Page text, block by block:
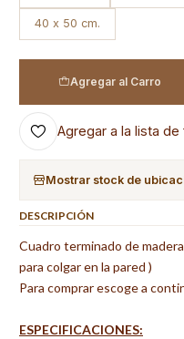
40 x 50 cm.
Agregar al Carro
Agregar a la lista
Mostrar stock de
DESCRIPCIÓN
Cuadro terminado de
para colgar en la pared )
Para comprar escoge a
ESPECIFICACIONES: